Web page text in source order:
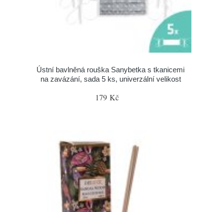
Ústní bavlněná rouška Sanybetka s tkanicemi
na zavázání, sada 5 ks, univerzální velikost
179 Kč